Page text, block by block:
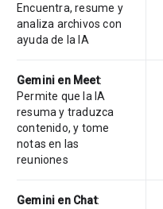
Encuentra, resume y
analiza archivos con
ayuda de la IA
Gemini en Meet:
Permite que la IA
resuma y traduzca
contenido, y tome
notas en las
reuniones
Gemini en Chat: